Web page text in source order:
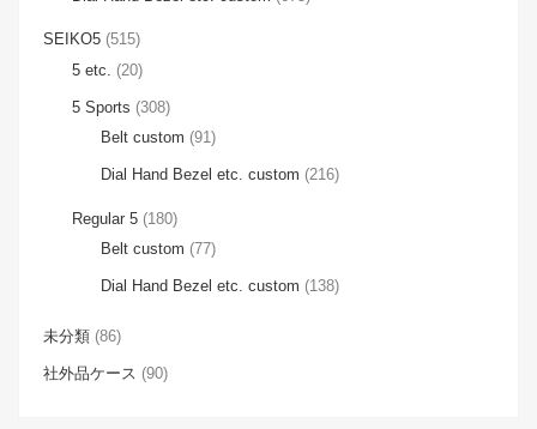
SEIKO5 (515)
5 etc.
(20)
5 Sports (308)
Belt custom (91)
Dial Hand Bezel etc. custom (216)
Regular 5 (180)
Belt custom (77)
Dial Hand Bezel etc. custom (138)
未分類 (86)
社外品ケース (90)